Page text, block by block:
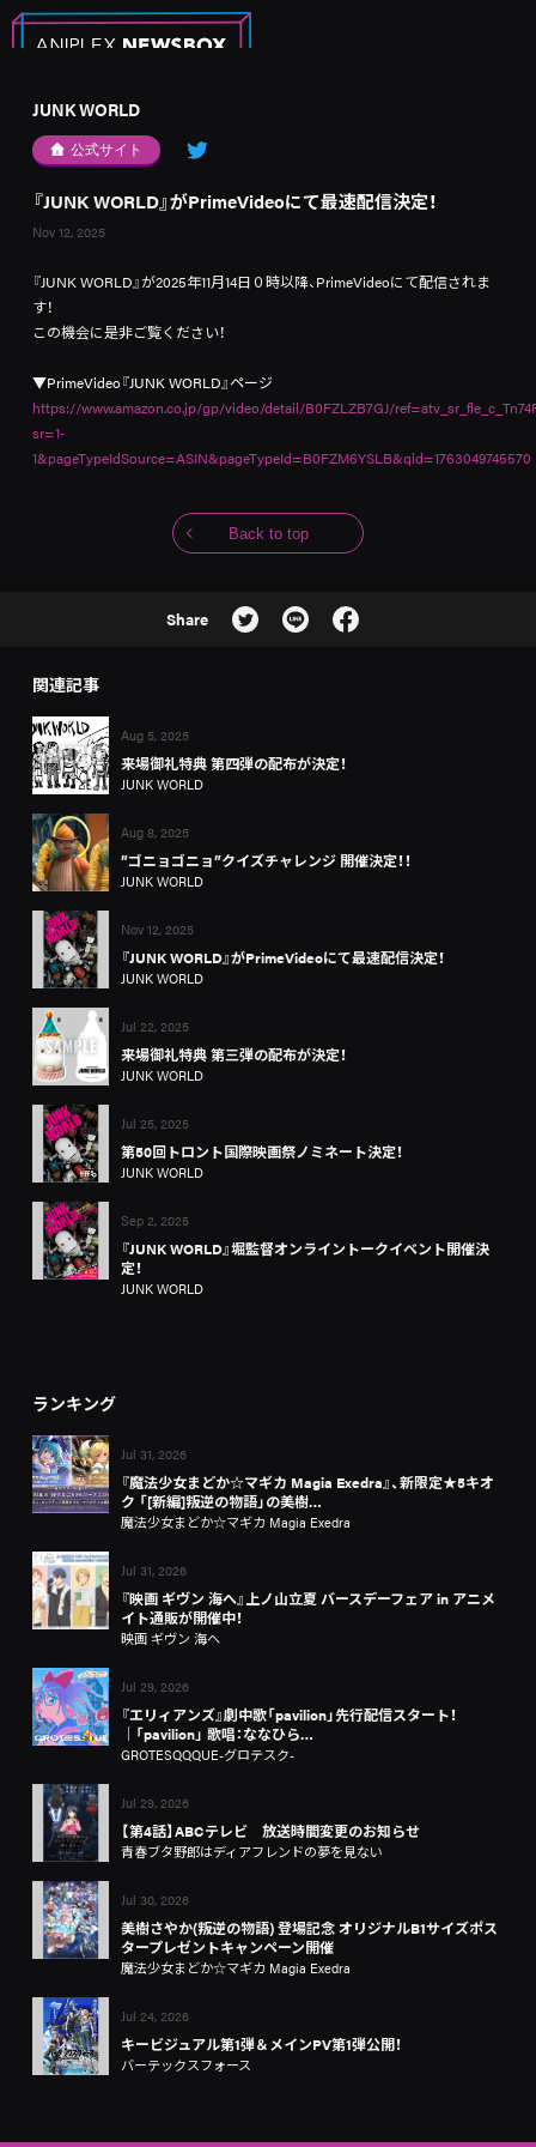
JUNK WORLD
公式サイト
『JUNK WORLD』がPrimeVideoにて最速配信決定！
Nov 12, 2025
『JUNK WORLD』が2025年11月14日０時以降、PrimeVideoにて配信されま
す！
この機会に是非ご覧ください！
▼PrimeVideo『JUNK WORLD』ページ
https://www.amazon.co.jp/gp/video/detail/B0FZLZB7GJ/
sr=1-
1&pageTypeIdSource=ASIN&pageTypeId=B0FZM6YSLB&qid=1763049745570
Back to top
Share
関連記事
Aug 5, 2025
来場御礼特典 第四弾の配布が決定！
JUNK WORLD
Aug 8, 2025
”ゴニョゴニョ”クイズチャレンジ 開催決定！！
JUNK WORLD
Nov 12, 2025
『JUNK WORLD』がPrimeVideoにて最速配信決定！
JUNK WORLD
Jul 22, 2025
来場御礼特典 第三弾の配布が決定！
JUNK WORLD
Jul 25, 2025
第50回トロント国際映画祭ノミネート決定！
JUNK WORLD
Sep 2, 2025
『JUNK WORLD』堀監督オンライントークイベント開催決
定！
JUNK WORLD
ランキング
Jul 31, 2026
『魔法少女まどか☆マギカ Magia Exedra』、新限定★5キオ
ク 「[新編]叛逆の物語」の美樹…
魔法少女まどか☆マギカ Magia Exedra
Jul 31, 2026
『映画 ギヴン 海へ』上ノ山立夏 バースデーフェア in アニメ
イト通販が開催中！
映画 ギヴン 海へ
Jul 29, 2026
『エリィアンズ』劇中歌「pavilion」先行配信スタート！
│「pavilion」 歌唱：ななひら…
GROTESQQQUE-グロテスク-
Jul 29, 2026
【第4話】ABCテレビ 放送時間変更のお知らせ
青春ブタ野郎はディアフレンドの夢を見ない
Jul 30, 2026
美樹さやか(叛逆の物語) 登場記念 オリジナルB1サイズポス
タープレゼントキャンペーン開催
魔法少女まどか☆マギカ Magia Exedra
Jul 24, 2026
キービジュアル第1弾＆メインPV第1弾公開！
バーテックスフォース